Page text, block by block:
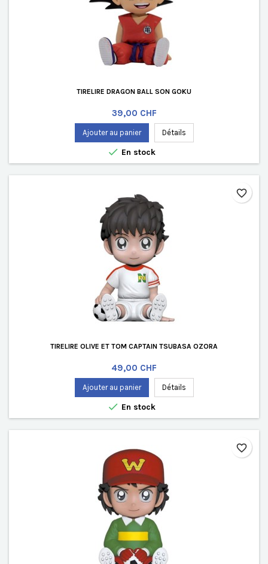
TIRELIRE DRAGON BALL SON GOKU
Prix
39,00 CHF
Ajouter au panier Détails
 En stock
TIRELIRE OLIVE ET TOM CAPTAIN TSUBASA OZORA
Prix
49,00 CHF
Ajouter au panier Détails
 En stock
favorite_border
favorite_border